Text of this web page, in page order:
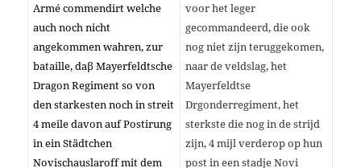
Armé commendirt welche
auch noch nicht
angekommen wahren, zur
bataille, daβ Mayerfeldtsche
Dragon Regiment so von
den starkesten noch in streit
4 meile davon auf Postirung
in ein Städtchen
Novischauslaroff mit dem
voor het leger
gecommandeerd, die ook
nog niet zijn teruggekomen,
naar de veldslag, het
Mayerfeldtse
Drgonderregiment, het
sterkste die nog in de strijd
zijn, 4 mijl verderop op hun
post in een stadje Novi